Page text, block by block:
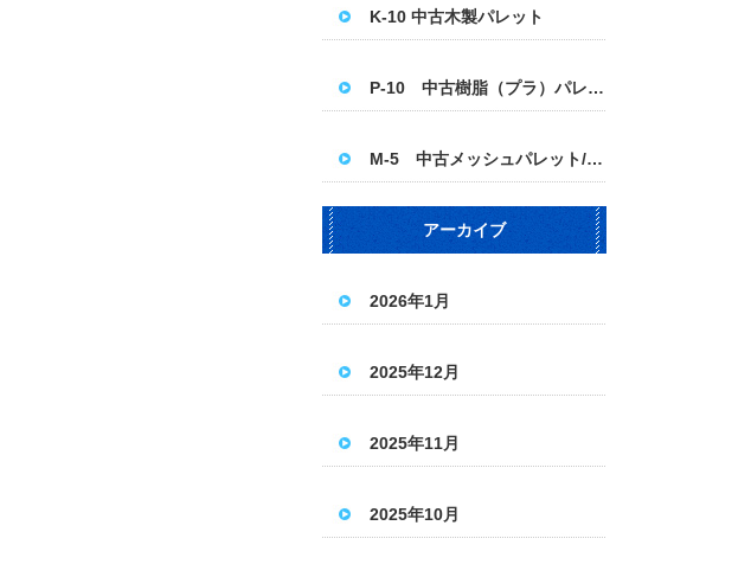
K-10 中古木製パレット
P-10 中古樹脂（プラ）パレット 1100×1100
M-5 中古メッシュパレット/パレティーナ＜ハーフ＞
アーカイブ
2026年1月
2025年12月
2025年11月
2025年10月